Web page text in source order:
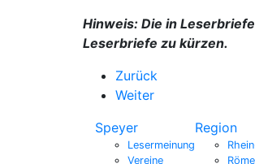
Hinweis: Die in
Leserbriefe zu kürzen.
Zurück
Weiter
Speyer
Lesermeinung
Vereine
Region